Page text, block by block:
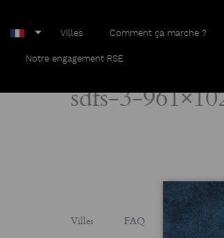
Villes Comment ça marche ?
Notre engagement RSEsdfs-3-961×1024
sdfs-3-
Villes FAQ Le concept